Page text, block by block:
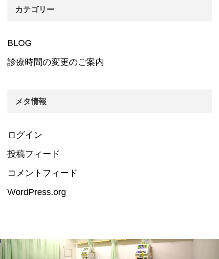
カテゴリー
BLOG
診療時間の変更のご案内
メタ情報
ログイン
投稿フィード
コメントフィード
WordPress.org